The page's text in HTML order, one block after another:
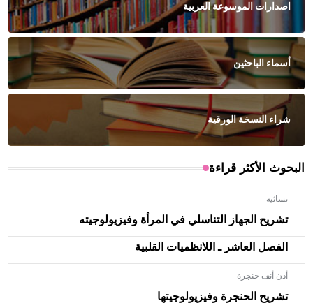
اصدارات الموسوعة العربية
أسماء الباحثين
شراء النسخة الورقية
البحوث الأكثر قراءة
نسائية
تشريح الجهاز التناسلي في المرأة وفيزيولوجيته
الفصل العاشر ـ اللانظميات القلبية
أذن أنف حنجرة
تشريح الحنجرة وفيزيولوجيتها